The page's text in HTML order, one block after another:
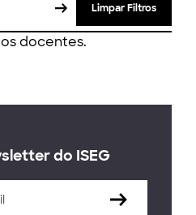
Limpar Filtros
docentes.
do ISEG